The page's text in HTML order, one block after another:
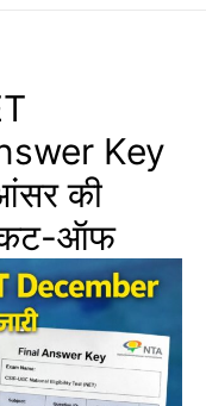
Key
की
कट-ऑफ